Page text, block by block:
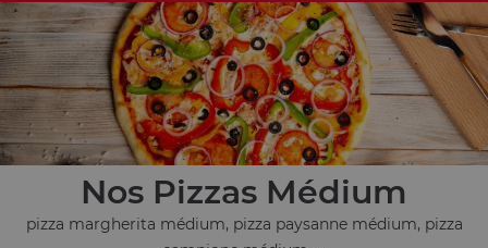
Nos Pizzas Médium
pizza margherita médium, pizza paysanne médium, pizza